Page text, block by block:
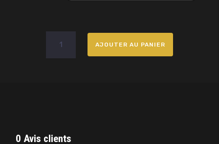
Tote
AJOUTER AU PANIER
0 Avis clients